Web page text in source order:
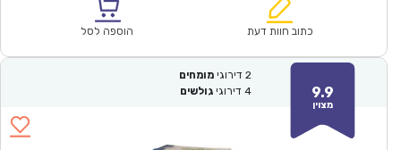
₪91.00.
הוא:
כתוב חוות דעת הוספה לסל
9.9
מצוין
2 דירוגי מומחים
4 דירוגי גולשים